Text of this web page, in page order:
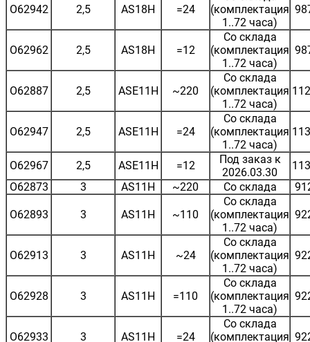
O62942 2,5 AS18H =24
(комплектация
1..72 часа)
O62962 2,5 AS18H =12
Со склада
(комплектация
1..72 часа)
O62887 2,5 ASE11H ~220
Со склада
(комплектация
1..72 часа)
O62947 2,5 ASE11H =24
Со склада
(комплектация
1..72 часа)
O62967 2,5 ASE11H =12
Под заказ к
2026.03.30
O62873
3 AS11H ~220 Со склада
O62893 3 AS11H ~110
Со склада
(комплектация
1..72 часа)
O62913 3 AS11H ~24
Со склада
(комплектация
1..72 часа)
O62928 3 AS11H =110
Со склада
(комплектация
1..72 часа)
O62933 3 AS11H =24
Со склада
(комплектация